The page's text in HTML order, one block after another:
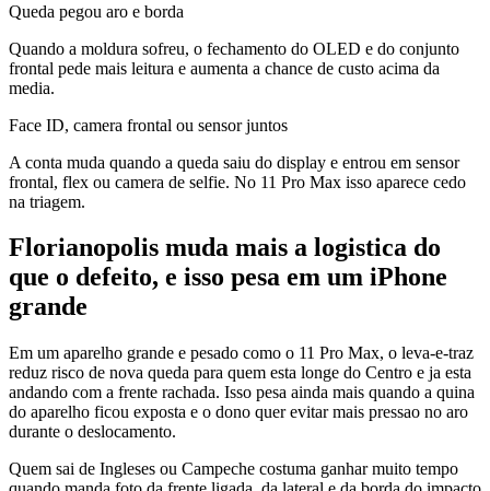
Queda pegou aro e borda
Quando a moldura sofreu, o fechamento do OLED e do conjunto
frontal pede mais leitura e aumenta a chance de custo acima da
media.
Face ID, camera frontal ou sensor juntos
A conta muda quando a queda saiu do display e entrou em sensor
frontal, flex ou camera de selfie. No 11 Pro Max isso aparece cedo
na triagem.
Florianopolis muda mais a logistica do
que o defeito, e isso pesa em um iPhone
grande
Em um aparelho grande e pesado como o 11 Pro Max, o leva-e-traz
reduz risco de nova queda para quem esta longe do Centro e ja esta
andando com a frente rachada. Isso pesa ainda mais quando a quina
do aparelho ficou exposta e o dono quer evitar mais pressao no aro
durante o deslocamento.
Quem sai de Ingleses ou Campeche costuma ganhar muito tempo